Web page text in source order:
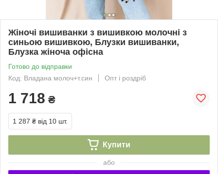
Жіночі вишиванки з вишивкою молочні з
синьою вишивкою, Блузки вишиванки,
Блузка жіноча офісна
Готово до відправки
Код: Владана молоч+т.син
Опт і роздріб
1 718 ₴
1 287 ₴ від 10 шт.
Купити
або